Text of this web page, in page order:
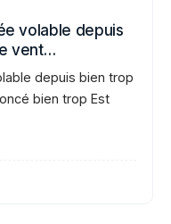
volable depuis
vent…
depuis bien trop
bien trop Est